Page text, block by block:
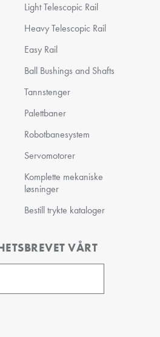
Light Telescopic Rail
Heavy Telescopic Rail
Easy Rail
Ball Bushings and Shafts
Tannstenger
Palettbaner
Robotbanesystem
Servomotorer
Komplette mekaniske
løsninger
Bestill trykte kataloger
VÅRT